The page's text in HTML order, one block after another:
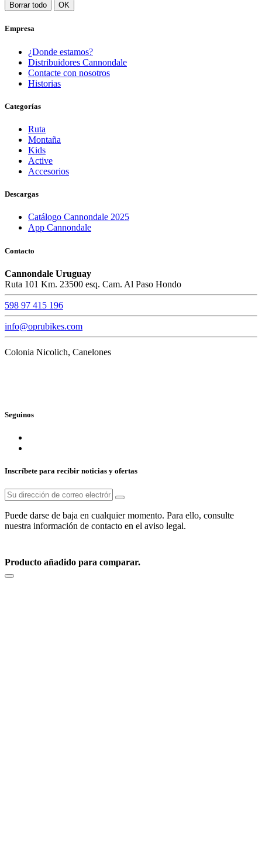
Borrar todo OK
Empresa
¿Donde estamos?
Distribuidores Cannondale
Contacte con nosotros
Historias
Categorías
Ruta
Montaña
Kids
Active
Accesorios
Descargas
Catálogo Cannondale 2025
App Cannondale
Contacto
Cannondale Uruguay
Ruta 101 Km. 23500 esq. Cam. Al Paso Hondo
598 97 415 196
info@oprubikes.com
Colonia Nicolich, Canelones
Seguinos
Inscríbete para recibir noticias y ofertas
Puede darse de baja en cualquier momento. Para ello, consulte
nuestra información de contacto en el aviso legal.
Producto añadido para comparar.